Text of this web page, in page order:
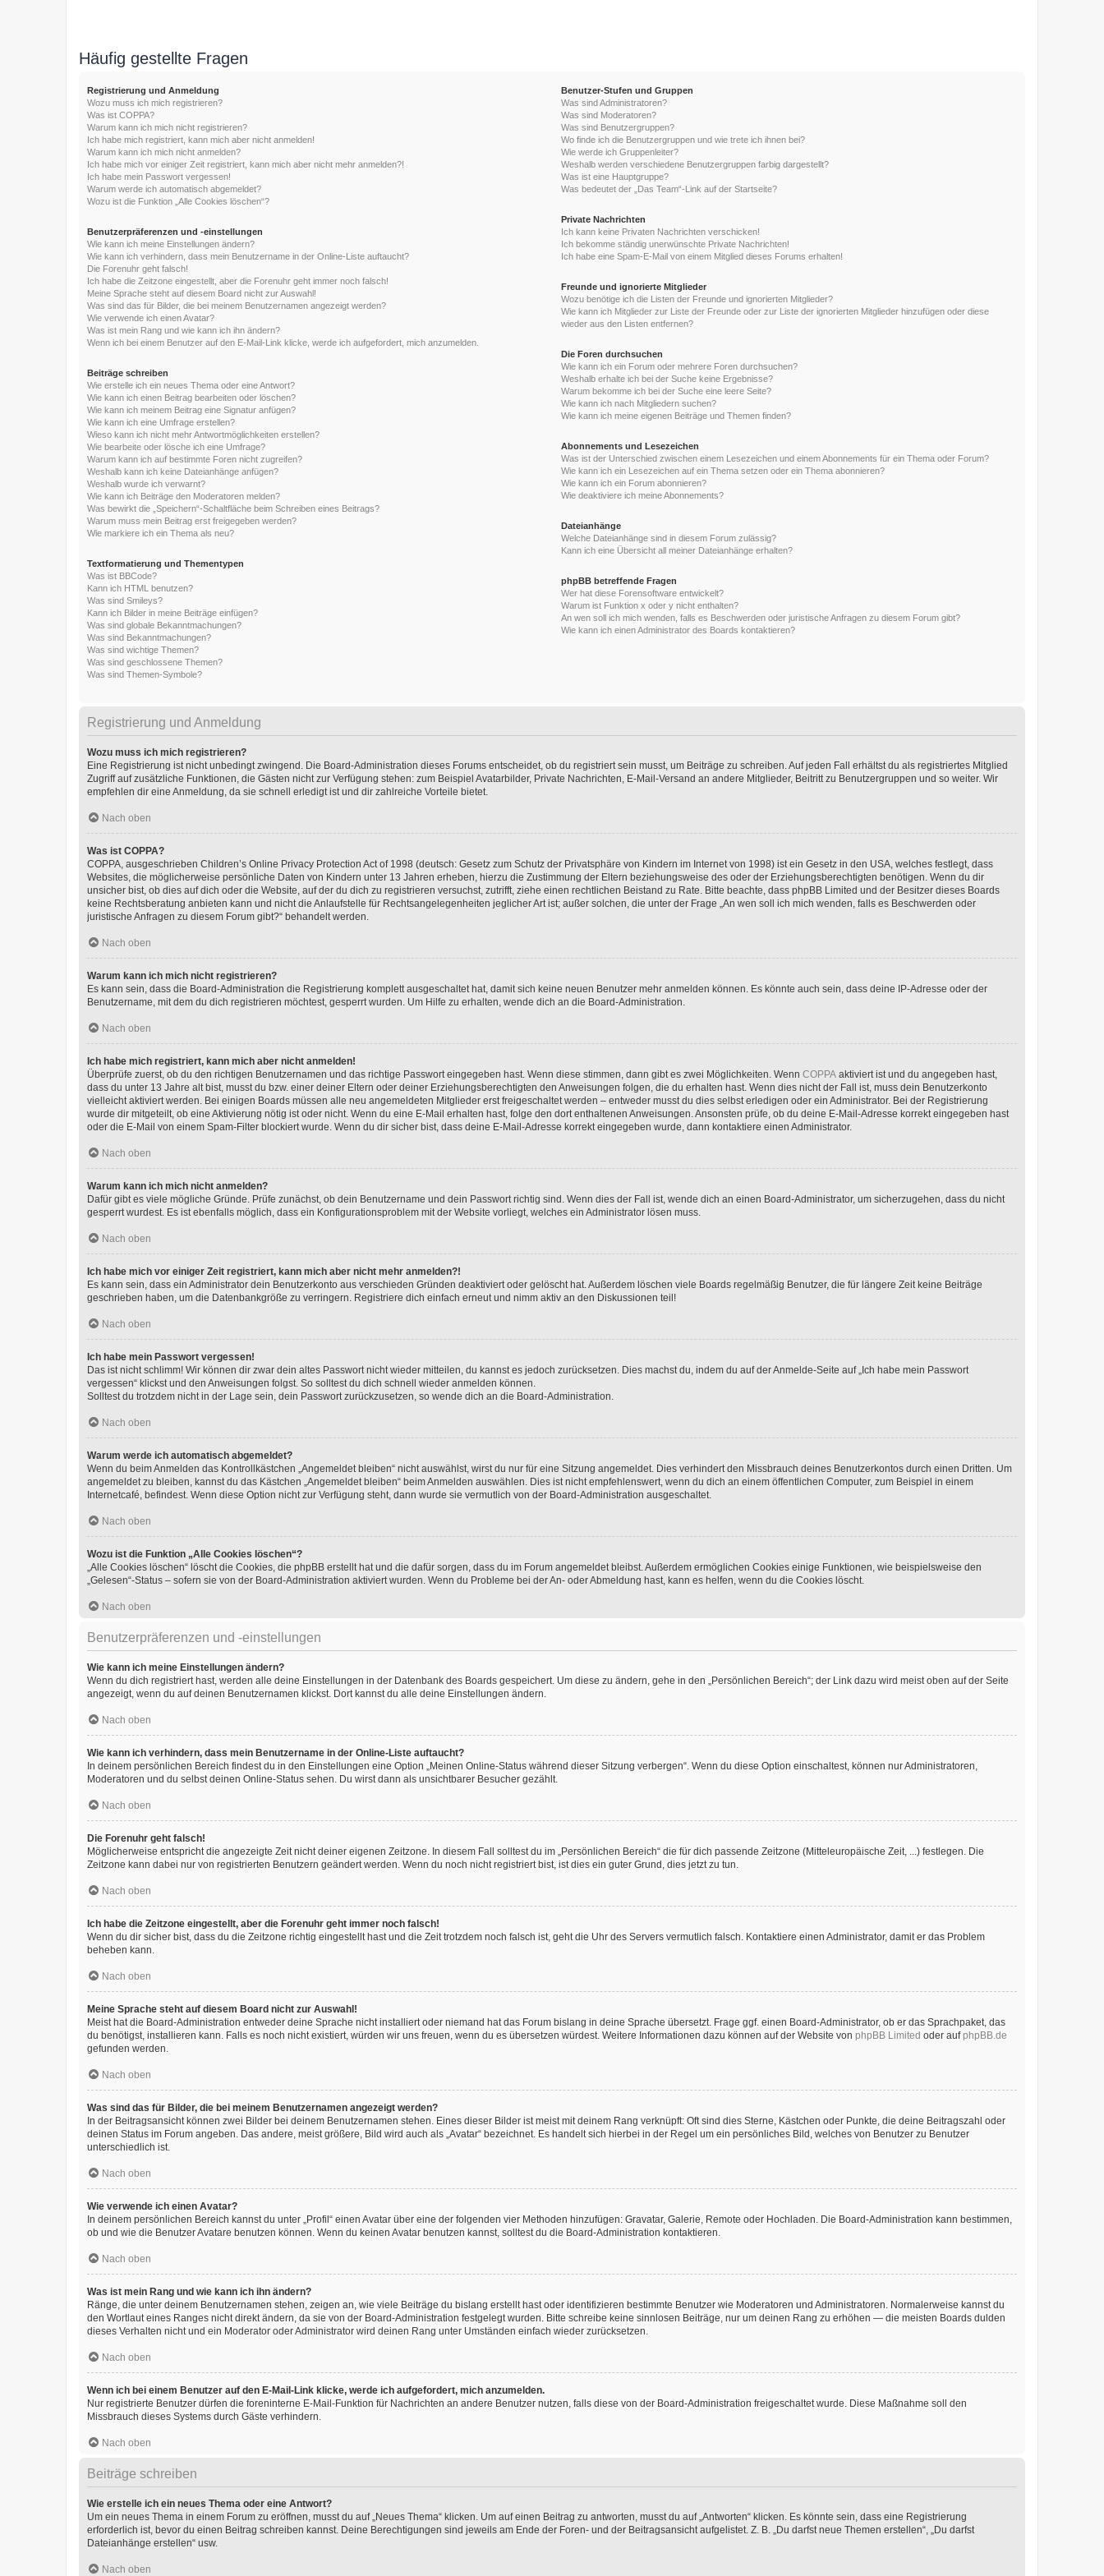
Häufig gestellte Fragen
Registrierung und Anmeldung
Wozu muss ich mich registrieren?
Was ist COPPA?
Warum kann ich mich nicht registrieren?
Ich habe mich registriert, kann mich aber nicht anmelden!
Warum kann ich mich nicht anmelden?
Ich habe mich vor einiger Zeit registriert, kann mich aber nicht mehr anmelden?!
Ich habe mein Passwort vergessen!
Warum werde ich automatisch abgemeldet?
Wozu ist die Funktion „Alle Cookies löschen“?
Benutzerpräferenzen und -einstellungen
Wie kann ich meine Einstellungen ändern?
Wie kann ich verhindern, dass mein Benutzername in der Online-Liste auftaucht?
Die Forenuhr geht falsch!
Ich habe die Zeitzone eingestellt, aber die Forenuhr geht immer noch falsch!
Meine Sprache steht auf diesem Board nicht zur Auswahl!
Was sind das für Bilder, die bei meinem Benutzernamen angezeigt werden?
Wie verwende ich einen Avatar?
Was ist mein Rang und wie kann ich ihn ändern?
Wenn ich bei einem Benutzer auf den E-Mail-Link klicke, werde ich aufgefordert, mich anzumelden.
Beiträge schreiben
Wie erstelle ich ein neues Thema oder eine Antwort?
Wie kann ich einen Beitrag bearbeiten oder löschen?
Wie kann ich meinem Beitrag eine Signatur anfügen?
Wie kann ich eine Umfrage erstellen?
Wieso kann ich nicht mehr Antwortmöglichkeiten erstellen?
Wie bearbeite oder lösche ich eine Umfrage?
Warum kann ich auf bestimmte Foren nicht zugreifen?
Weshalb kann ich keine Dateianhänge anfügen?
Weshalb wurde ich verwarnt?
Wie kann ich Beiträge den Moderatoren melden?
Was bewirkt die „Speichern“-Schaltfläche beim Schreiben eines Beitrags?
Warum muss mein Beitrag erst freigegeben werden?
Wie markiere ich ein Thema als neu?
Textformatierung und Thementypen
Was ist BBCode?
Kann ich HTML benutzen?
Was sind Smileys?
Kann ich Bilder in meine Beiträge einfügen?
Was sind globale Bekanntmachungen?
Was sind Bekanntmachungen?
Was sind wichtige Themen?
Was sind geschlossene Themen?
Was sind Themen-Symbole?
Benutzer-Stufen und Gruppen
Was sind Administratoren?
Was sind Moderatoren?
Was sind Benutzergruppen?
Wo finde ich die Benutzergruppen und wie trete ich ihnen bei?
Wie werde ich Gruppenleiter?
Weshalb werden verschiedene Benutzergruppen farbig dargestellt?
Was ist eine Hauptgruppe?
Was bedeutet der „Das Team“-Link auf der Startseite?
Private Nachrichten
Ich kann keine Privaten Nachrichten verschicken!
Ich bekomme ständig unerwünschte Private Nachrichten!
Ich habe eine Spam-E-Mail von einem Mitglied dieses Forums erhalten!
Freunde und ignorierte Mitglieder
Wozu benötige ich die Listen der Freunde und ignorierten Mitglieder?
Wie kann ich Mitglieder zur Liste der Freunde oder zur Liste der ignorierten Mitglieder hinzufügen oder diese
wieder aus den Listen entfernen?
Die Foren durchsuchen
Wie kann ich ein Forum oder mehrere Foren durchsuchen?
Weshalb erhalte ich bei der Suche keine Ergebnisse?
Warum bekomme ich bei der Suche eine leere Seite?
Wie kann ich nach Mitgliedern suchen?
Wie kann ich meine eigenen Beiträge und Themen finden?
Abonnements und Lesezeichen
Was ist der Unterschied zwischen einem Lesezeichen und einem Abonnements für ein Thema oder Forum?
Wie kann ich ein Lesezeichen auf ein Thema setzen oder ein Thema abonnieren?
Wie kann ich ein Forum abonnieren?
Wie deaktiviere ich meine Abonnements?
Dateianhänge
Welche Dateianhänge sind in diesem Forum zulässig?
Kann ich eine Übersicht all meiner Dateianhänge erhalten?
phpBB betreffende Fragen
Wer hat diese Forensoftware entwickelt?
Warum ist Funktion x oder y nicht enthalten?
An wen soll ich mich wenden, falls es Beschwerden oder juristische Anfragen zu diesem Forum gibt?
Wie kann ich einen Administrator des Boards kontaktieren?
Registrierung und Anmeldung
Wozu muss ich mich registrieren?
Eine Registrierung ist nicht unbedingt zwingend. Die Board-Administration dieses Forums entscheidet, ob du registriert sein musst, um Beiträge zu schreiben. Auf jeden Fall erhältst du als registriertes Mitglied
Zugriff auf zusätzliche Funktionen, die Gästen nicht zur Verfügung stehen: zum Beispiel Avatarbilder, Private Nachrichten, E-Mail-Versand an andere Mitglieder, Beitritt zu Benutzergruppen und so weiter. Wir
empfehlen dir eine Anmeldung, da sie schnell erledigt ist und dir zahlreiche Vorteile bietet.
Nach oben
Was ist COPPA?
COPPA, ausgeschrieben Children’s Online Privacy Protection Act of 1998 (deutsch: Gesetz zum Schutz der Privatsphäre von Kindern im Internet von 1998) ist ein Gesetz in den USA, welches festlegt, dass
Websites, die möglicherweise persönliche Daten von Kindern unter 13 Jahren erheben, hierzu die Zustimmung der Eltern beziehungsweise des oder der Erziehungsberechtigten benötigen. Wenn du dir
unsicher bist, ob dies auf dich oder die Website, auf der du dich zu registrieren versuchst, zutrifft, ziehe einen rechtlichen Beistand zu Rate. Bitte beachte, dass phpBB Limited und der Besitzer dieses Boards
keine Rechtsberatung anbieten kann und nicht die Anlaufstelle für Rechtsangelegenheiten jeglicher Art ist; außer solchen, die unter der Frage „An wen soll ich mich wenden, falls es Beschwerden oder
juristische Anfragen zu diesem Forum gibt?“ behandelt werden.
Nach oben
Warum kann ich mich nicht registrieren?
Es kann sein, dass die Board-Administration die Registrierung komplett ausgeschaltet hat, damit sich keine neuen Benutzer mehr anmelden können. Es könnte auch sein, dass deine IP-Adresse oder der
Benutzername, mit dem du dich registrieren möchtest, gesperrt wurden. Um Hilfe zu erhalten, wende dich an die Board-Administration.
Nach oben
Ich habe mich registriert, kann mich aber nicht anmelden!
Überprüfe zuerst, ob du den richtigen Benutzernamen und das richtige Passwort eingegeben hast. Wenn diese stimmen, dann gibt es zwei Möglichkeiten. Wenn COPPA aktiviert ist und du angegeben hast,
dass du unter 13 Jahre alt bist, musst du bzw. einer deiner Eltern oder deiner Erziehungsberechtigten den Anweisungen folgen, die du erhalten hast. Wenn dies nicht der Fall ist, muss dein Benutzerkonto
vielleicht aktiviert werden. Bei einigen Boards müssen alle neu angemeldeten Mitglieder erst freigeschaltet werden – entweder musst du dies selbst erledigen oder ein Administrator. Bei der Registrierung
wurde dir mitgeteilt, ob eine Aktivierung nötig ist oder nicht. Wenn du eine E-Mail erhalten hast, folge den dort enthaltenen Anweisungen. Ansonsten prüfe, ob du deine E-Mail-Adresse korrekt eingegeben hast
oder die E-Mail von einem Spam-Filter blockiert wurde. Wenn du dir sicher bist, dass deine E-Mail-Adresse korrekt eingegeben wurde, dann kontaktiere einen Administrator.
Nach oben
Warum kann ich mich nicht anmelden?
Dafür gibt es viele mögliche Gründe. Prüfe zunächst, ob dein Benutzername und dein Passwort richtig sind. Wenn dies der Fall ist, wende dich an einen Board-Administrator, um sicherzugehen, dass du nicht
gesperrt wurdest. Es ist ebenfalls möglich, dass ein Konfigurationsproblem mit der Website vorliegt, welches ein Administrator lösen muss.
Nach oben
Ich habe mich vor einiger Zeit registriert, kann mich aber nicht mehr anmelden?!
Es kann sein, dass ein Administrator dein Benutzerkonto aus verschieden Gründen deaktiviert oder gelöscht hat. Außerdem löschen viele Boards regelmäßig Benutzer, die für längere Zeit keine Beiträge
geschrieben haben, um die Datenbankgröße zu verringern. Registriere dich einfach erneut und nimm aktiv an den Diskussionen teil!
Nach oben
Ich habe mein Passwort vergessen!
Das ist nicht schlimm! Wir können dir zwar dein altes Passwort nicht wieder mitteilen, du kannst es jedoch zurücksetzen. Dies machst du, indem du auf der Anmelde-Seite auf „Ich habe mein Passwort
vergessen“ klickst und den Anweisungen folgst. So solltest du dich schnell wieder anmelden können.
Solltest du trotzdem nicht in der Lage sein, dein Passwort zurückzusetzen, so wende dich an die Board-Administration.
Nach oben
Warum werde ich automatisch abgemeldet?
Wenn du beim Anmelden das Kontrollkästchen „Angemeldet bleiben“ nicht auswählst, wirst du nur für eine Sitzung angemeldet. Dies verhindert den Missbrauch deines Benutzerkontos durch einen Dritten. Um
angemeldet zu bleiben, kannst du das Kästchen „Angemeldet bleiben“ beim Anmelden auswählen. Dies ist nicht empfehlenswert, wenn du dich an einem öffentlichen Computer, zum Beispiel in einem
Internetcafé, befindest. Wenn diese Option nicht zur Verfügung steht, dann wurde sie vermutlich von der Board-Administration ausgeschaltet.
Nach oben
Wozu ist die Funktion „Alle Cookies löschen“?
„Alle Cookies löschen“ löscht die Cookies, die phpBB erstellt hat und die dafür sorgen, dass du im Forum angemeldet bleibst. Außerdem ermöglichen Cookies einige Funktionen, wie beispielsweise den
„Gelesen“-Status – sofern sie von der Board-Administration aktiviert wurden. Wenn du Probleme bei der An- oder Abmeldung hast, kann es helfen, wenn du die Cookies löscht.
Nach oben
Benutzerpräferenzen und -einstellungen
Wie kann ich meine Einstellungen ändern?
Wenn du dich registriert hast, werden alle deine Einstellungen in der Datenbank des Boards gespeichert. Um diese zu ändern, gehe in den „Persönlichen Bereich“; der Link dazu wird meist oben auf der Seite
angezeigt, wenn du auf deinen Benutzernamen klickst. Dort kannst du alle deine Einstellungen ändern.
Nach oben
Wie kann ich verhindern, dass mein Benutzername in der Online-Liste auftaucht?
In deinem persönlichen Bereich findest du in den Einstellungen eine Option „Meinen Online-Status während dieser Sitzung verbergen“. Wenn du diese Option einschaltest, können nur Administratoren,
Moderatoren und du selbst deinen Online-Status sehen. Du wirst dann als unsichtbarer Besucher gezählt.
Nach oben
Die Forenuhr geht falsch!
Möglicherweise entspricht die angezeigte Zeit nicht deiner eigenen Zeitzone. In diesem Fall solltest du im „Persönlichen Bereich“ die für dich passende Zeitzone (Mitteleuropäische Zeit, ...) festlegen. Die
Zeitzone kann dabei nur von registrierten Benutzern geändert werden. Wenn du noch nicht registriert bist, ist dies ein guter Grund, dies jetzt zu tun.
Nach oben
Ich habe die Zeitzone eingestellt, aber die Forenuhr geht immer noch falsch!
Wenn du dir sicher bist, dass du die Zeitzone richtig eingestellt hast und die Zeit trotzdem noch falsch ist, geht die Uhr des Servers vermutlich falsch. Kontaktiere einen Administrator, damit er das Problem
beheben kann.
Nach oben
Meine Sprache steht auf diesem Board nicht zur Auswahl!
Meist hat die Board-Administration entweder deine Sprache nicht installiert oder niemand hat das Forum bislang in deine Sprache übersetzt. Frage ggf. einen Board-Administrator, ob er das Sprachpaket, das
du benötigst, installieren kann. Falls es noch nicht existiert, würden wir uns freuen, wenn du es übersetzen würdest. Weitere Informationen dazu können auf der Website von phpBB Limited oder aufphpBB.de
gefunden werden.
Nach oben
Was sind das für Bilder, die bei meinem Benutzernamen angezeigt werden?
In der Beitragsansicht können zwei Bilder bei deinem Benutzernamen stehen. Eines dieser Bilder ist meist mit deinem Rang verknüpft: Oft sind dies Sterne, Kästchen oder Punkte, die deine Beitragszahl oder
deinen Status im Forum angeben. Das andere, meist größere, Bild wird auch als „Avatar“ bezeichnet. Es handelt sich hierbei in der Regel um ein persönliches Bild, welches von Benutzer zu Benutzer
unterschiedlich ist.
Nach oben
Wie verwende ich einen Avatar?
In deinem persönlichen Bereich kannst du unter „Profil“ einen Avatar über eine der folgenden vier Methoden hinzufügen: Gravatar, Galerie, Remote oder Hochladen. Die Board-Administration kann bestimmen,
ob und wie die Benutzer Avatare benutzen können. Wenn du keinen Avatar benutzen kannst, solltest du die Board-Administration kontaktieren.
Nach oben
Was ist mein Rang und wie kann ich ihn ändern?
Ränge, die unter deinem Benutzernamen stehen, zeigen an, wie viele Beiträge du bislang erstellt hast oder identifizieren bestimmte Benutzer wie Moderatoren und Administratoren. Normalerweise kannst du
den Wortlaut eines Ranges nicht direkt ändern, da sie von der Board-Administration festgelegt wurden. Bitte schreibe keine sinnlosen Beiträge, nur um deinen Rang zu erhöhen — die meisten Boards dulden
dieses Verhalten nicht und ein Moderator oder Administrator wird deinen Rang unter Umständen einfach wieder zurücksetzen.
Nach oben
Wenn ich bei einem Benutzer auf den E-Mail-Link klicke, werde ich aufgefordert, mich anzumelden.
Nur registrierte Benutzer dürfen die foreninterne E-Mail-Funktion für Nachrichten an andere Benutzer nutzen, falls diese von der Board-Administration freigeschaltet wurde. Diese Maßnahme soll den
Missbrauch dieses Systems durch Gäste verhindern.
Nach oben
Beiträge schreiben
Wie erstelle ich ein neues Thema oder eine Antwort?
Um ein neues Thema in einem Forum zu eröffnen, musst du auf „Neues Thema“ klicken. Um auf einen Beitrag zu antworten, musst du auf „Antworten“ klicken. Es könnte sein, dass eine Registrierung
erforderlich ist, bevor du einen Beitrag schreiben kannst. Deine Berechtigungen sind jeweils am Ende der Foren- und der Beitragsansicht aufgelistet. Z. B. „Du darfst neue Themen erstellen“, „Du darfst
Dateianhänge erstellen“ usw.
Nach oben